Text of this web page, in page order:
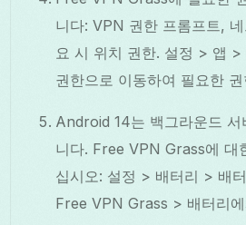
니다: VPN 권한 프롬프트,
요 시 위치 권한. 설정 > 앱
권한으로 이동하여 필요한
Android 14는 백그라운드 서
니다. Free VPN Grass에 대
십시오: 설정 > 배터리 > 배
Free VPN Grass > 배터리